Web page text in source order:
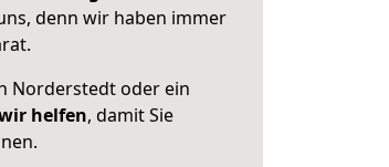
denn wir haben immer
Norderstedt oder ein
helfen, damit Sie